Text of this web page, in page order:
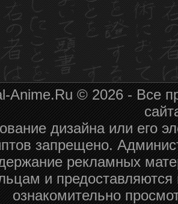
Anime.Ru © 2026 - Все
дизайна или его
запрещено.
рекламных
и
ознакомительно